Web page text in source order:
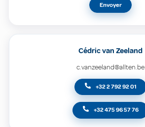
Envoyer
Cédric van Zeeland
c.vanzeeland@allten.be
+32 2 792 92 01
+32 475 96 57 76